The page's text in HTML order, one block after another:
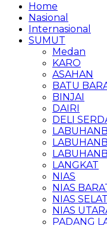
Home
Nasional
Internasional
SUMUT
Medan
KARO
ASAHAN
BATU
BINJAI
DAIRI
DELI
LANGKAT
NIAS
NIAS
NIAS
NIAS
PADANG